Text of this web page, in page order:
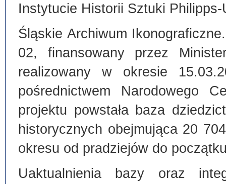
Instytucie Historii Sztuki
Śląskie Archiwum
02, finansowany przez
realizowany w okresie
pośrednictwem Narodowego
projektu powstała baza
historycznych obejmująca 20
okresu od pradziejów do
Uaktualnienia bazy oraz